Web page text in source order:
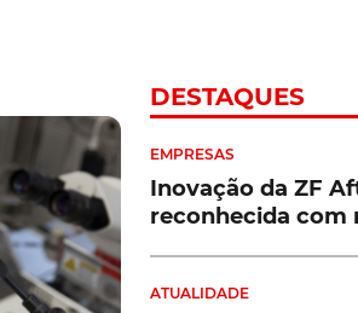
DESTAQUES
EMPRESAS
Inovação da ZF
reconhecida com
ATUALIDADE